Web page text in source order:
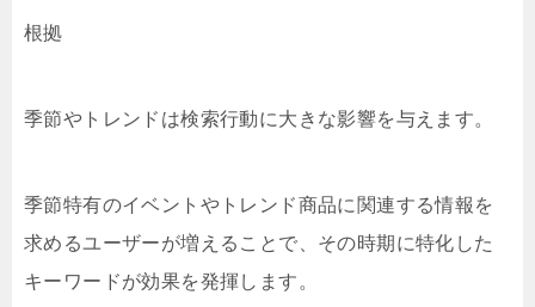
根拠
季節やトレンドは検索行動に大きな影響を与えます。
季節特有のイベントやトレンド商品に関連する情報を
求めるユーザーが増えることで、その時期に特化した
キーワードが効果を発揮します。